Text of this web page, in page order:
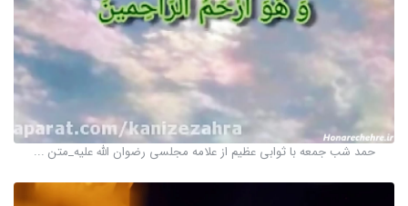
حمد شب جمعه با ثوابی عظیم از علامه مجلسی رضوان الله علیه_متن ...